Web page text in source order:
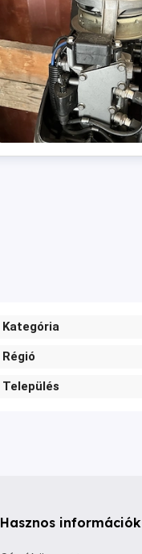
Kategória
Régió
Település
Hasznos információk